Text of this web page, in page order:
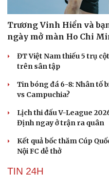
Trương Vinh Hiển và
ngày mở màn Ho Chi
ĐT Việt Nam thiếu 5 trụ
trên sân tập
Tin bóng đá 6-8: Nhân tố
vs Campuchia?
Lịch thi đấu V-League
Định ngay ở trận ra quân
Kết quả bốc thăm Cúp
Nội FC dễ thở
TIN 24H